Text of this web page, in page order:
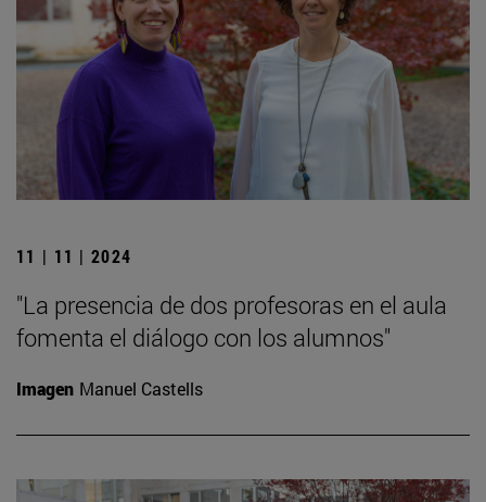
11 | 11 | 2024
"La presencia de dos profesoras en el aula
fomenta el diálogo con los alumnos"
Imagen Manuel Castells